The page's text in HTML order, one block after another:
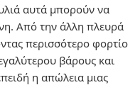
αυτά μπορούν να
Από την άλλη πλευρά
περισσότερο φορτίο
βάρους και
η απώλεια μιας